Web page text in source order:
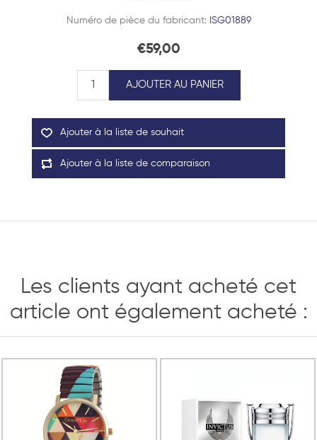
Numéro de pièce du fabricant: ISG01889
€59,00
AJOUTER AU PANIER
Ajouter à la liste de souhait
Ajouter à la liste de comparaison
Les clients ayant acheté cet
article ont également acheté :